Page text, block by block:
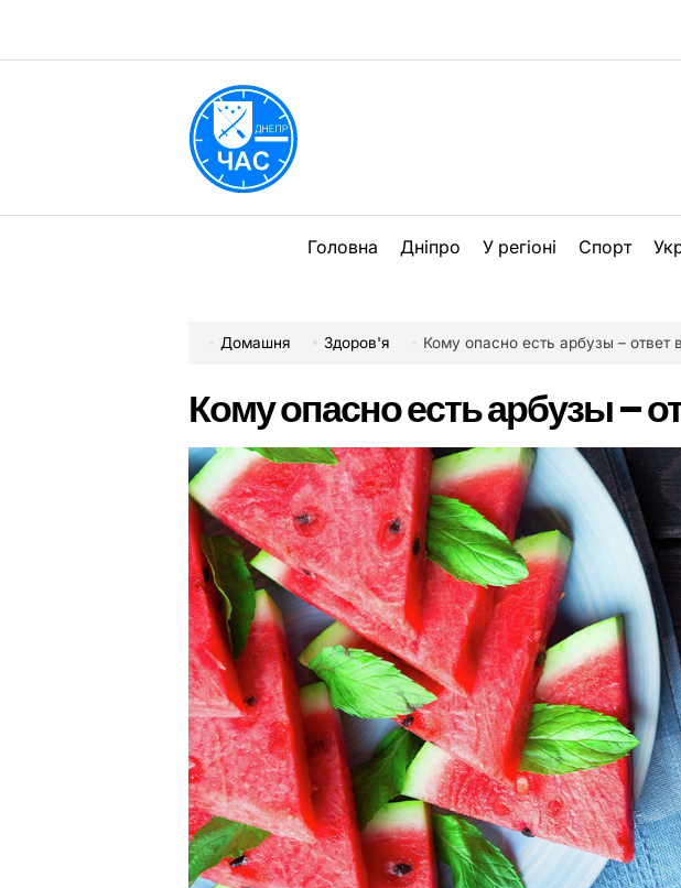
вмісту
Головна Дніпро У регіоні Спорт
Домашня Здоров'я Кому опасно есть арбузы – ответ
Кому опасно есть арбузы –